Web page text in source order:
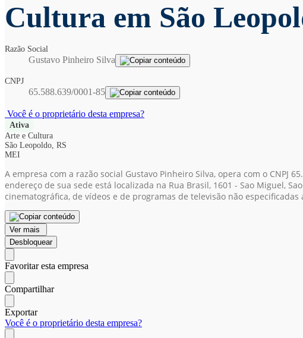
Cultura em São
Razão Social
Gustavo Pinheiro Silva
CNPJ
65.588.639/0001-85
Você é o proprietário desta empresa?
Ativa
Arte e Cultura
São Leopoldo, RS
MEI
A empresa com a razão social Gustavo Pinheiro Silva, opera com o CNPJ
endereço de sua sede está localizada na Rua Brasil, 1601 - Sao Miguel,
cinematográfica, de vídeos e de programas de televisão não
Ver mais
Desbloquear
Favoritar esta empresa
Compartilhar
Exportar
Você é o proprietário desta empresa?